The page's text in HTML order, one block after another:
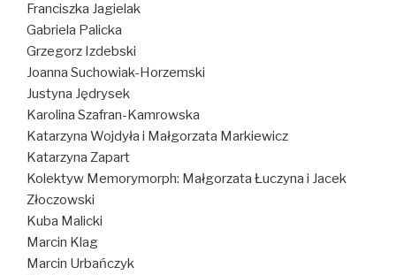
Franciszka Jagielak
Gabriela Palicka
Grzegorz Izdebski
Joanna Suchowiak-Horzemski
Justyna Jędrysek
Karolina Szafran-Kamrowska
Katarzyna Wojdyła i Małgorzata Markiewicz
Katarzyna Zapart
Kolektyw Memorymorph: Małgorzata Łuczyna i Jacek
Złoczowski
Kuba Malicki
Marcin Klag
Marcin Urbańczyk